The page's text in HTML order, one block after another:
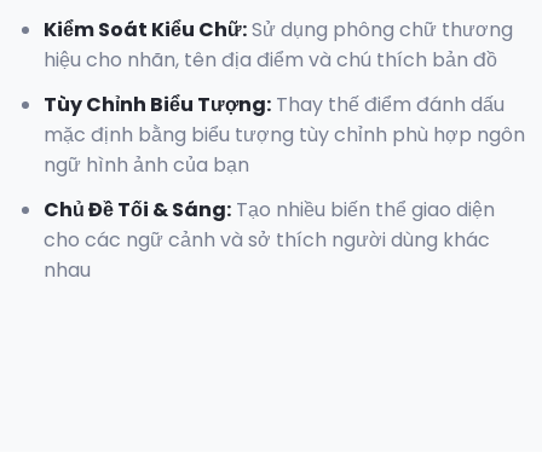
Kiểm Soát Kiểu Chữ:Sử dụng phông chữ thương
hiệu cho nhãn, tên địa điểm và chú thích bản đồ
Tùy Chỉnh Biểu Tượng: Thay thế điểm đánh dấu
mặc định bằng biểu tượng tùy chỉnh phù hợp ngôn
ngữ hình ảnh của bạn
Chủ Đề Tối & Sáng: Tạo nhiều biến thể giao diện
cho các ngữ cảnh và sở thích người dùng khác
nhau